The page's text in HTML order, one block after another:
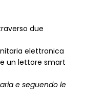
due
elettronica
un lettore smart
e seguendo le